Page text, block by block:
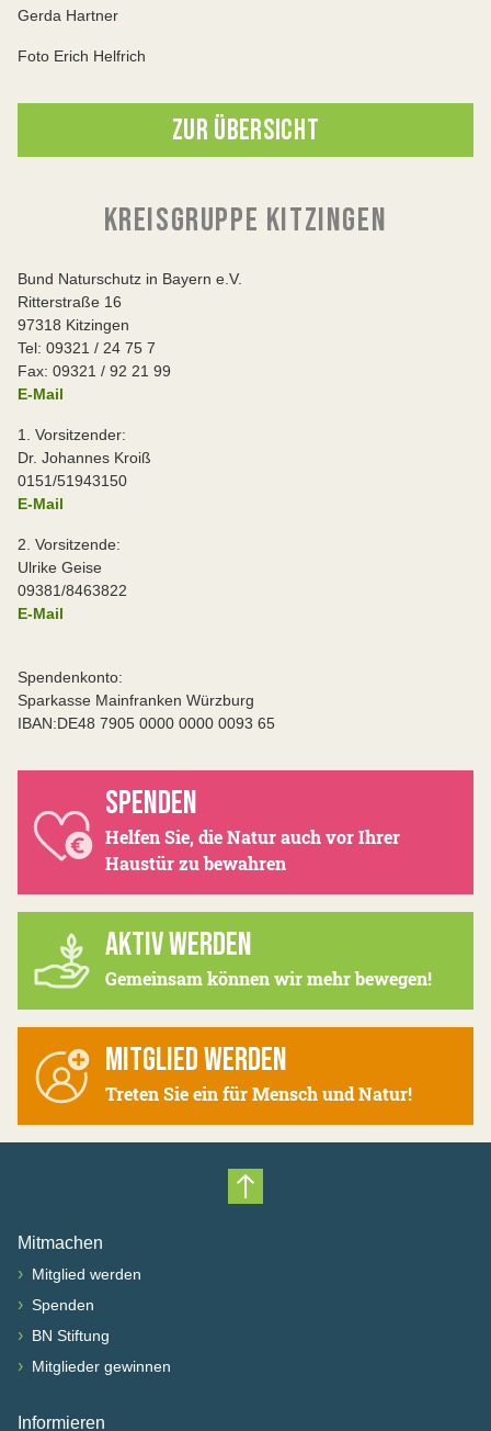
Gerda Hartner
Foto Erich Helfrich
ZUR ÜBERSICHT
KREISGRUPPE KITZINGEN
Bund Naturschutz in Bayern e.V.
Ritterstraße 16
97318 Kitzingen
Tel: 09321 / 24 75 7
Fax: 09321 / 92 21 99
E-Mail
1. Vorsitzender:
Dr. Johannes Kroiß
0151/51943150
E-Mail
2. Vorsitzende:
Ulrike Geise
09381/8463822
E-Mail
Spendenkonto:
Sparkasse Mainfranken Würzburg
IBAN:DE48 7905 0000 0000 0093 65
SPENDEN
Helfen Sie, die Natur auch vor Ihrer
Haustür zu bewahren
AKTIV WERDEN
Gemeinsam können wir mehr bewegen!
MITGLIED WERDEN
Treten Sie ein für Mensch und Natur!
Nach oben scrollen
Mitmachen
› Mitglied werden
› Spenden
› BN Stiftung
› Mitglieder gewinnen
Informieren